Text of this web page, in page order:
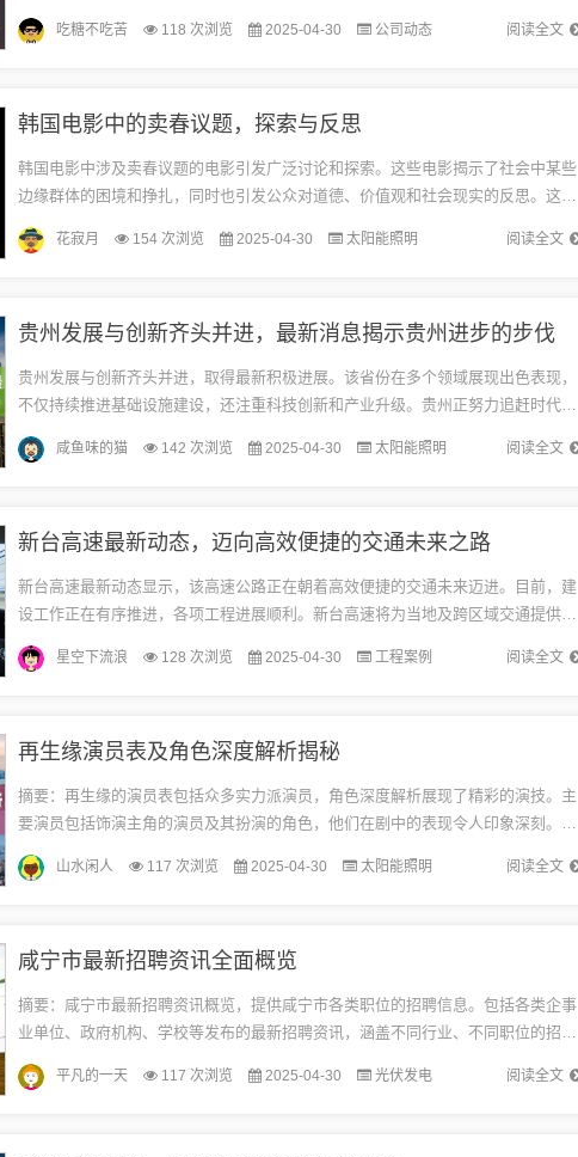
轮岗制度、加强师资培训等。这些改革旨在适应教育现代化需求，提高教师队伍
整...
阅读全文
吃糖不吃苦 118 次浏览 2025-04-30 公司动态
韩国电影中的卖春议题，探索与反思
韩国电影中涉及卖春议题的电影引发广泛讨论和探索。这些电影揭示了社会中某些
边缘群体的困境和挣扎，同时也引发公众对道德、价值观和社会现实的反思。这些
电影通过艺术手法探讨社会现象，引发观众对人性和社会问题的思考。对于涉及
敏...
阅读全文
花寂月 154 次浏览 2025-04-30 太阳能照明
贵州发展与创新齐头并进，最新消息揭示贵州进步的步伐
贵州发展与创新齐头并进，取得最新积极进展。该省份在多个领域展现出色表现，
不仅持续推进基础设施建设，还注重科技创新和产业升级。贵州正努力追赶时代步
伐，展现其蓬勃的发展活力。经济发展贵州省依托其独特的地理优势和政策扶
持，...
阅读全文
咸鱼味的猫 142 次浏览 2025-04-30 太阳能照明
新台高速最新动态，迈向高效便捷的交通未来之路
新台高速最新动态显示，该高速公路正在朝着高效便捷的交通未来迈进。目前，建
设工作正在有序推进，各项工程进展顺利。新台高速将为当地及跨区域交通提供更
加便捷、高效的服务，促进区域经济发展，提升人们的出行体验。新台高速公路
概...
阅读全文
星空下流浪 128 次浏览 2025-04-30 工程案例
再生缘演员表及角色深度解析揭秘
摘要：再生缘的演员表包括众多实力派演员，角色深度解析展现了精彩的演技。主
要演员包括饰演主角的演员及其扮演的角色，他们在剧中的表现令人印象深刻。通
过深入挖掘角色的内心世界和情感变化，观众可以更深入地了解角色的性格、情
感...
阅读全文
山水闲人 117 次浏览 2025-04-30 太阳能照明
咸宁市最新招聘资讯全面概览
摘要：咸宁市最新招聘资讯概览，提供咸宁市各类职位的招聘信息。包括各类企事
业单位、政府机构、学校等发布的最新招聘资讯，涵盖不同行业、不同职位的招聘
需求。为求职者提供最新的就业信息和机会，促进咸宁市人才市场的繁荣和发
展。...
阅读全文
平凡的一天 117 次浏览 2025-04-30 光伏发电